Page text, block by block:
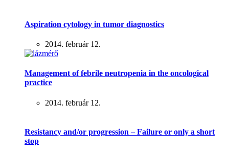
Aspiration cytology in tumor diagnostics
2014. február 12.
Management of febrile neutropenia in the oncological
practice
2014. február 12.
Resistancy and/or progression – Failure or only a short
stop